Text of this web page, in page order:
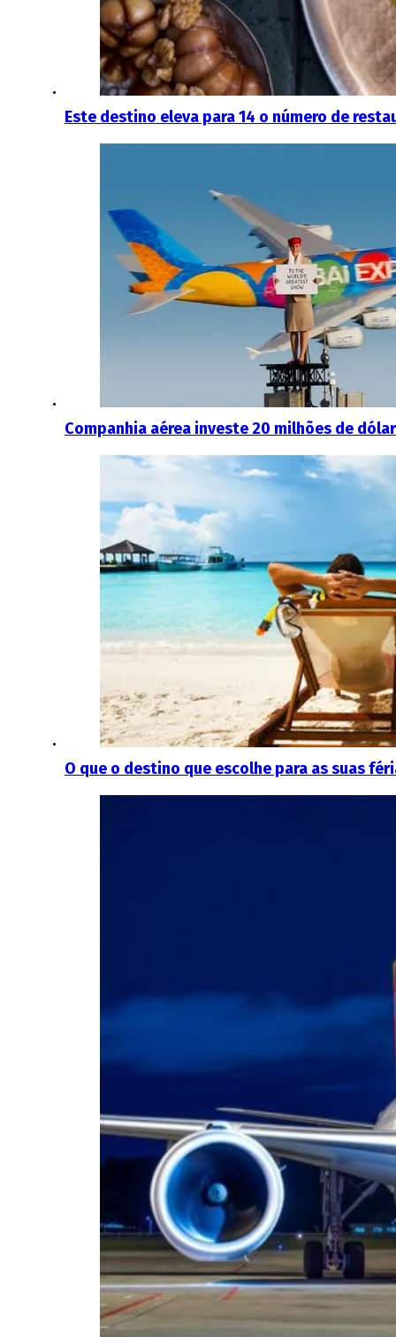
Este destino eleva para 14 o número de
Companhia aérea investe 20 milhões de
O que o destino que escolhe para as suas